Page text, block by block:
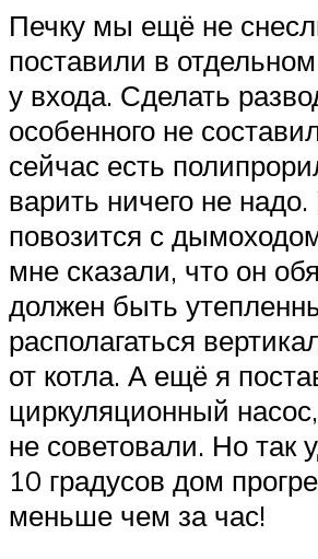
Печку мы ещё не
поставили в
у входа. Сделать
особенного не
сейчас есть
варить ничего не
повозится с
мне сказали, что он
должен быть
располагаться
от котла. А ещё я
циркуляционный
не советовали. Но так
10 градусов дом
меньше чем за час!